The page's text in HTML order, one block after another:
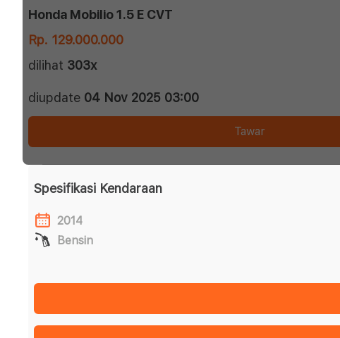
Honda Mobilio 1.5 E CVT
Rp. 129.000.000
dilihat 303x
diupdate 04 Nov 2025 03:00
Tawar
Spesifikasi Kendaraan
2014
Bensin